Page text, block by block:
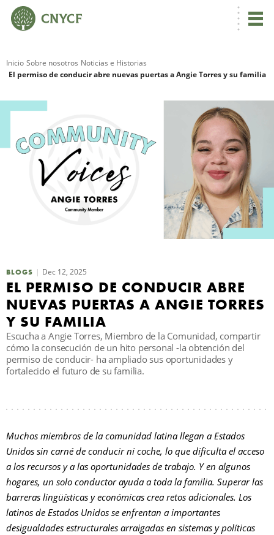
Inicio Sobre nosotros Noticias e Historias
El permiso de conducir abre nuevas puertas a Angie Torres y su familia
BLOGS Dec 12, 2025
EL PERMISO DE CONDUCIR ABRE
NUEVAS PUERTAS A ANGIE TORRES
Y SU FAMILIA
Escucha a Angie Torres, Miembro de la Comunidad, compartir
cómo la consecución de un hito personal -la obtención del
permiso de conducir- ha ampliado sus oportunidades y
fortalecido el futuro de su familia.
Muchos miembros de la comunidad latina llegan a Estados
Unidos sin carné de conducir ni coche, lo que dificulta el acceso
a los recursos y a las oportunidades de trabajo. Y en algunos
hogares, un solo conductor ayuda a toda la familia. Superar las
barreras lingüísticas y económicas crea retos adicionales. Los
latinos de Estados Unidos se enfrentan a importantes
desigualdades estructurales arraigadas en sistemas y políticas